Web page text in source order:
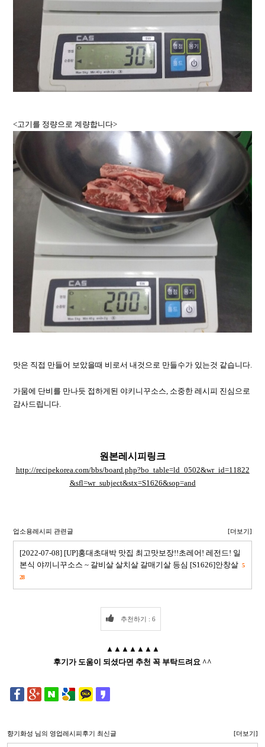
<고기를 정량으로 계량합니다>
맛은 직접 만들어 보았을때 비로서 내것으로 만들수가 있는것 같습니다.
가뭄에 단비를 만나듯 접하게된 야키니꾸소스, 소중한 레시피 진심으로
감사드립니다.
원본레시피링크
http://recipekorea.com/bbs/board.php?bo_table=ld_0502&wr_id=11822
&sfl=wr_subject&stx=S1626&sop=and
업소용레시피 관련글 [더보기]
[2022-07-08] [UP]홍대초대박 맛집 최고맛보장!!초레어! 레전드! 일
본식 야끼니꾸소스 ~ 갈비살 살치살 갈매기살 등심 [S1626]안창살 5
28
추천하기 : 6
▲▲▲▲▲▲▲
후기가 도움이 되셨다면 추천 꼭 부탁드려요 ^^
향기화성 님의 영업레시피후기 최신글 [더보기]